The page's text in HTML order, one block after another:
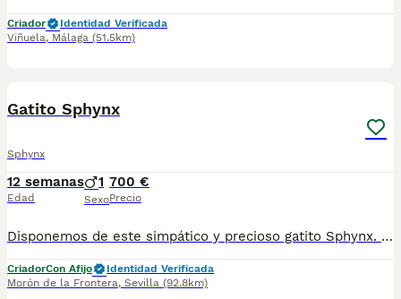
Criador
Identidad Verificada
Viñuela, Málaga (51.5km)
Gatito Sphynx
Sphynx
12 semanas
Edad
1
Sexo
700 €
Precio
Disponemos de este simpático y precioso gatito Sphynx. Tiene un carácter de lo mas cariñoso, es super divertido, le encanta jugar y recibir mimitos. Si quieres mas información, envíame un wassap al 647 70 07 69 y te daré toda la información que necesites. Se ruega seriedad.
CriadorCon Afijo
Identidad Verificada
Morón de la Frontera, Sevilla (92.8km)